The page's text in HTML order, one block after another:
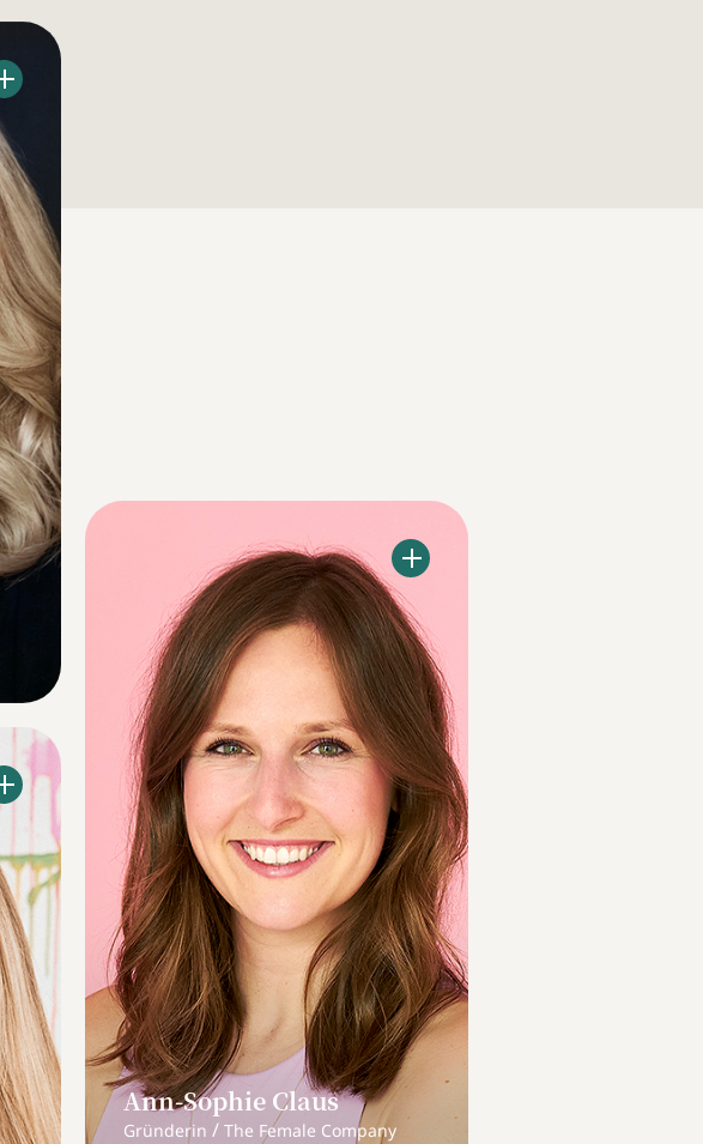
Ann-Sophie Claus
Gründerin / The Female Company